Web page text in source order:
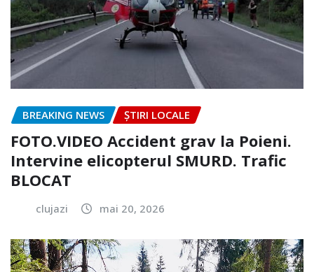
BREAKING NEWS ȘTIRI LOCALE
FOTO.VIDEO Accident grav la Poieni.
Intervine elicopterul SMURD. Trafic
BLOCAT
clujazi mai 20, 2026